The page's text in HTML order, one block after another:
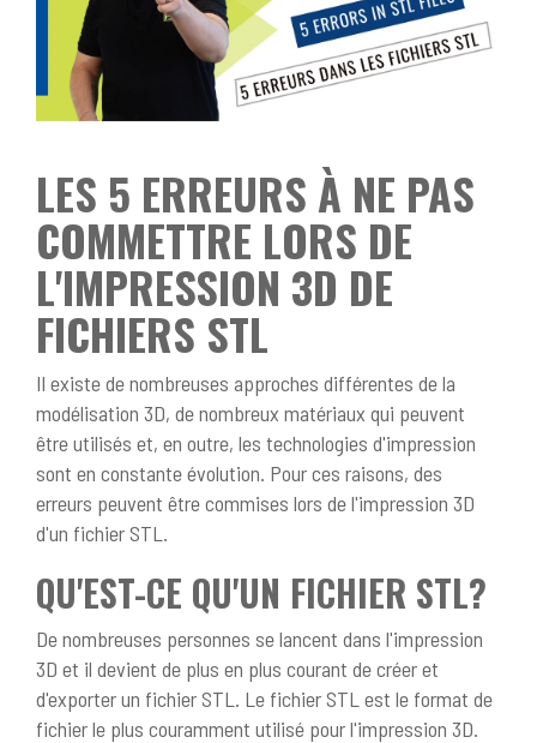
LES 5 ERREURS À NE PAS
COMMETTRE LORS DE
L'IMPRESSION 3D DE
FICHIERS STL
Il existe de nombreuses approches différentes de la
modélisation 3D, de nombreux matériaux qui peuvent
être utilisés et, en outre, les technologies d'impression
sont en constante évolution. Pour ces raisons, des
erreurs peuvent être commises lors de l'impression 3D
d'un fichier STL.
QU'EST-CE QU'UN FICHIER STL?
De nombreuses personnes se lancent dans l'impression
3D et il devient de plus en plus courant de créer et
d'exporter un fichier STL. Le fichier STL est le format de
fichier le plus couramment utilisé pour l'impression 3D.